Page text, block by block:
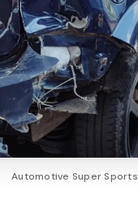
Automotive Super Sports